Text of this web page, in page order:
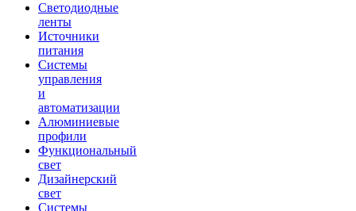
Светодиодные
ленты
Источники
питания
Системы
управления
и
автоматизации
Алюминиевые
профили
Функциональный
свет
Дизайнерский
свет
Системы